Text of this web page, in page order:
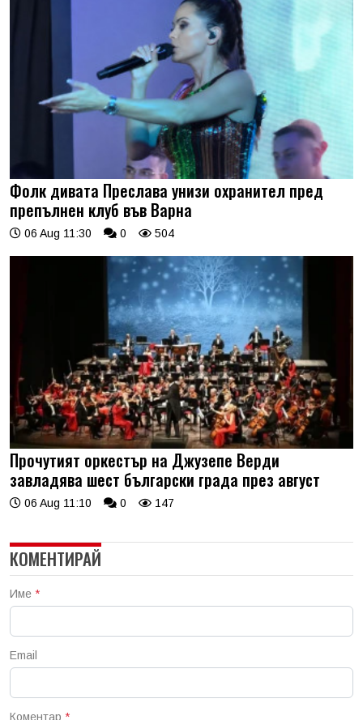
Фолк дивата Преслава унизи охранител пред
препълнен клуб във Варна
06 Aug 11:30 0 504
Прочутият оркестър на Джузепе Верди
завладява шест български града през август
06 Aug 11:10 0 147
КОМЕНТИРАЙ
Име *
Email
Коментар *